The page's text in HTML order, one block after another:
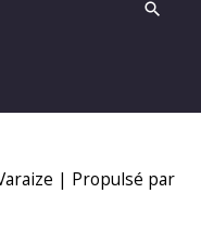
| Propulsé par